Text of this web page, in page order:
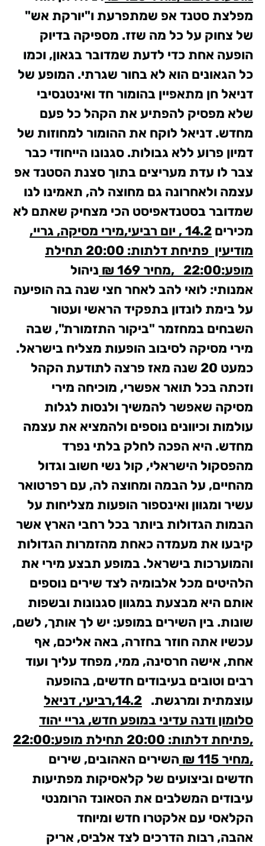
מפלצת סטנד אפ שמתפרעת ו"יורקת אש"
של צחוק על כל מה שזז. מספיקה בדיוק
הופעה אחת כדי לדעת שמדובר בגאון, וכמו
כל הגאונים הוא לא בחור שגרתי. המופע של
דניאל חן מתאפיין בהומור חד ואינטנסיבי
שלא מפסיק להפתיע את הקהל כל פעם
מחדש. דניאל לוקח את ההומור למחוזות של
דמיון פרוע ללא גבולות. סגנונו הייחודי כבר
צבר לו עדת מעריצים בתוך סצנת הסטנד אפ
עצמה ולאחרונה גם מחוצה לה, תאמינו לנו
שמדובר בסטנדאפיסט הכי מצחיק שאתם לא
מכירים
14.2 , יום רביעי,מירי מסיקה, גריי,
מודיעין פתיחת דלתות: 20:00 תחילת
מופע:22:00 ,מחיר 169 ₪
ניהול
אמנותי: לואי להב לאחר חצי שנה בה הופיעה
על בימת לונדון בתפקיד הראשי ועטור
השבחים במחזמר "ביקור התזמורת", שבה
מירי מסיקה לסיבוב הופעות מצליח בישראל.
כמעט 20 שנה מאז פרצה לתודעת הקהל
וזכתה בכל תואר אפשרי, מוכיחה מירי
מסיקה שאפשר להמשיך ולנסות לגלות
עולמות וכיוונים נוספים ולהמציא את עצמה
מחדש. היא הפכה לחלק בלתי נפרד
מהפסקול הישראלי, קול נשי חשוב וגדול
מהחיים, על הבמה ומחוצה לה, עם רפרטואר
עשיר ומגוון ואינספור הופעות מצליחות על
הבמות הגדולות ביותר בכל רחבי הארץ אשר
קיבעו את מעמדה כאחת מהזמרות הגדולות
והמוערכות בישראל. במופע תבצע מירי את
הלהיטים מכל אלבומיה לצד שירים נוספים
אותם היא מבצעת במגוון סגנונות ובשפות
שונות. בין השירים במופע: יש לך אותך, לשם,
עכשיו אתה חוזר בחזרה, באה אליכם, אף
אחת, אישה חרסינה, ממי, מפחד עליך ועוד
רבים וטובים בעיבודים חדשים, בהופעה
עוצמתית ומרגשת.
14.2,רביעי, דניאל
סלומון ודנה עדיני במופע חדש, גריי יהוד
,פתיחת דלתות: 20:00 תחילת מופע:22:00
,מחיר 115 ₪
השירים האהובים, שירים
חדשים וביצועים של קלאסיקות מפתיעות
עיבודים המשלבים את הסאונד הרומנטי
הקלאסי עם אלקטרו חדש ומיוחד
אהבה, רבות הדרכים לצד אלביס, אריק